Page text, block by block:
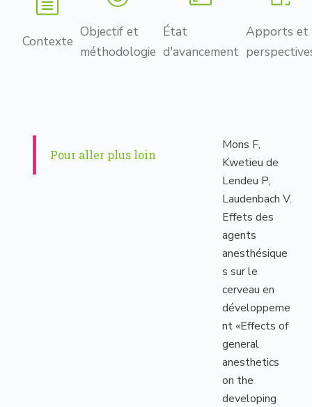
Contexte
Objectif et
méthodologie
État
d'avancement
Apports et
Pour aller plus loin
Mons F,
Kwetieu de
Lendeu P,
Laudenbach V.
Effets des
agents
anesthésique
s sur le
cerveau en
développeme
nt «Effects of
general
anesthetics
on the
developing